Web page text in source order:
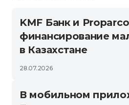
KMF Банк и
финансирование
в Казахстане
28.07.2026
В мобильном